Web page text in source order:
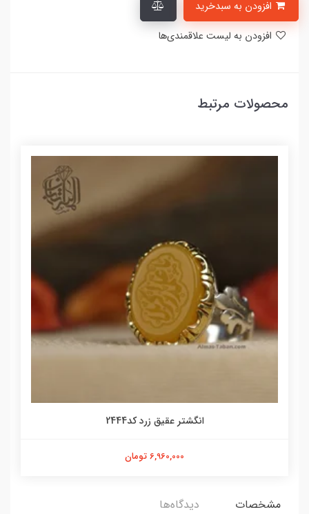
محصولات مرتبط
انگشتر عقیق زرد کد2444
6,960,000 تومان
مشخصات دیدگاه‌ها